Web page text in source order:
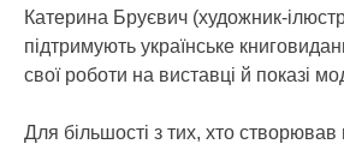
Катерина Бруєвич (художник-
підтримують українське
свої роботи на виставці й показі
Для більшості з тих, хто створював